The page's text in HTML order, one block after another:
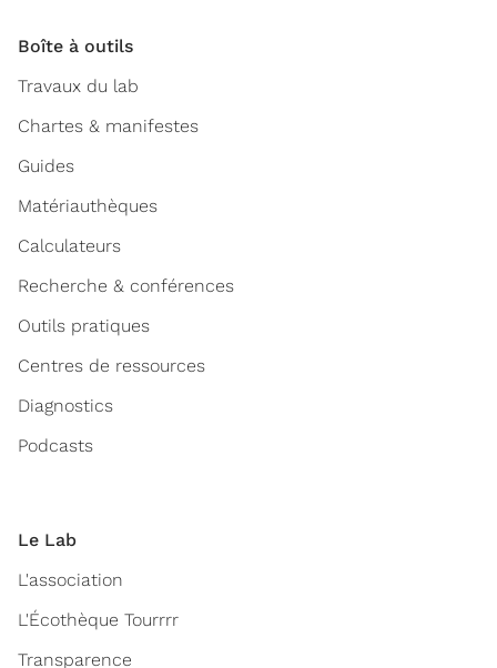
Boîte à outils
Travaux du lab
Chartes & manifestes
Guides
Matériauthèques
Calculateurs
Recherche & conférences
Outils pratiques
Centres de ressources
Diagnostics
Podcasts
Le Lab
L'association
L'Écothèque Tourrrr
Transparence